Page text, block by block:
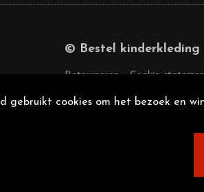
© Bestel kinderkleding
Retourneren Cookie
gebruikt cookies om het bezoek en